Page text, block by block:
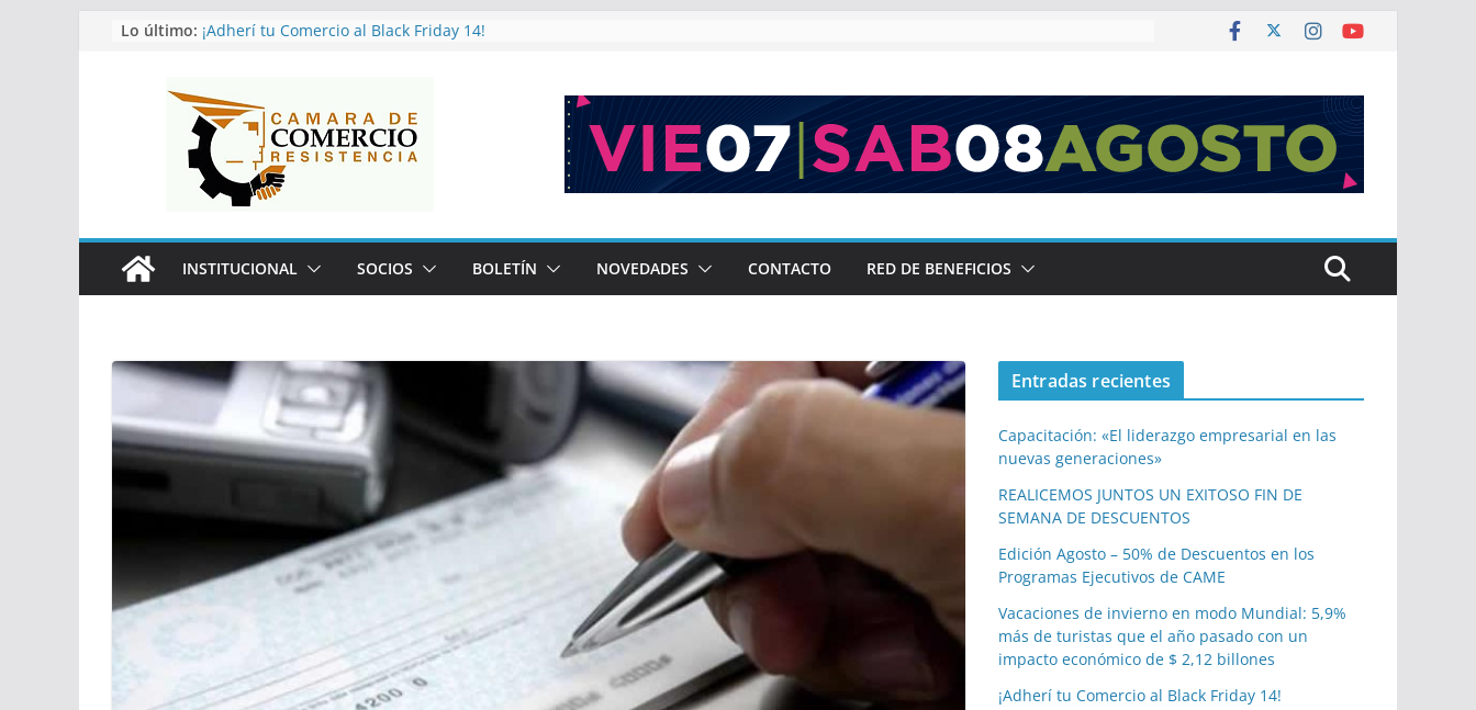
SaltarLo último: ¡Adherí tu Comercio al Black Friday 14!
Edición Agosto – 50% de Descuentos en los Programas Ejecutivos de CAME
Vacaciones de invierno en modo Mundial: 5,9% más de turistas que el año pasado con un impacto económico de $ 2,12 billones
INSTITUCIONAL SOCIOS BOLETÍN NOVEDADES CONTACTO RED DE BENEFICIOS
Entradas recientes
Capacitación: «El liderazgo empresarial en las
nuevas generaciones»
REALICEMOS JUNTOS UN EXITOSO FIN DE
SEMANA DE DESCUENTOS
Edición Agosto – 50% de Descuentos en los
Programas Ejecutivos de CAME
Vacaciones de invierno en modo Mundial: 5,9%
más de turistas que el año pasado con un
impacto económico de $ 2,12 billones
¡Adherí tu Comercio al Black Friday 14!